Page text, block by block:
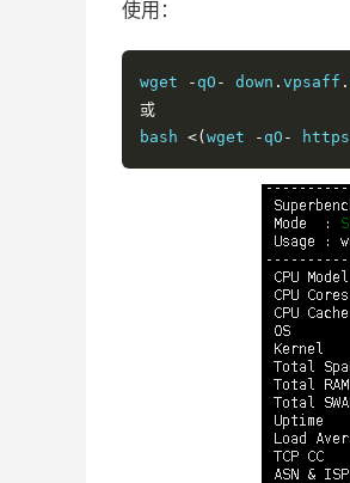
使用：
wget
- qO - down . vpsaff .
或
bash <(wget - qO - https